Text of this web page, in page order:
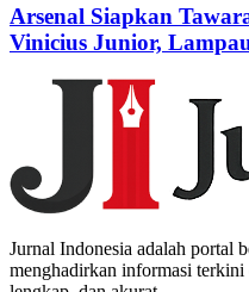
Arsenal Siapkan
Vinicius Junior,
Jurnal Indonesia adalah portal
menghadirkan informasi